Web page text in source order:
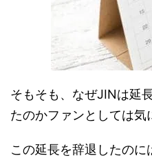
そもそも、なぜJINは延
たのかファンとしては気
この延長を辞退したの